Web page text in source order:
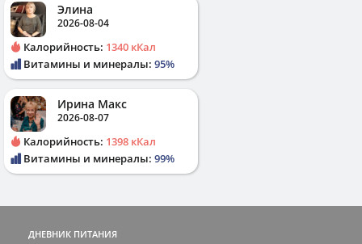
Элина
2026-08-04
Калорийность: 1340 кКал
Витамины и минералы: 95%
Ирина Макс
2026-08-07
Калорийность: 1398 кКал
Витамины и минералы: 99%
ДНЕВНИК ПИТАНИЯ